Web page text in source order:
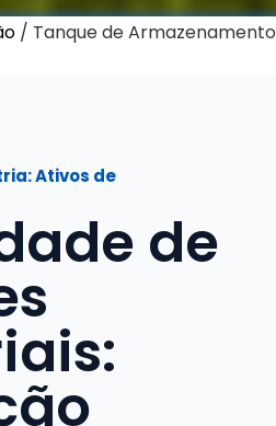
/ Tanque de Armazenamento
Ativos de
de